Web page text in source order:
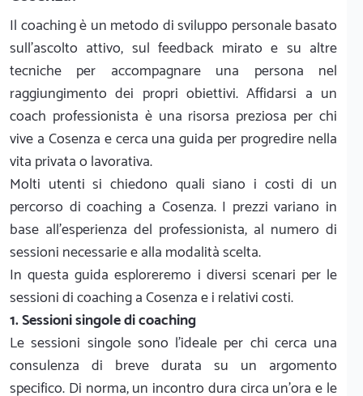
Il coaching è un metodo di sviluppo personale basato
sull'ascolto attivo, sul feedback mirato e su altre
tecniche per accompagnare una persona nel
raggiungimento dei propri obiettivi. Affidarsi a un
coach professionista è una risorsa preziosa per chi
vive a Cosenza e cerca una guida per progredire nella
vita privata o lavorativa.
Molti utenti si chiedono quali siano i costi di un
percorso di coaching a Cosenza. I prezzi variano in
base all'esperienza del professionista, al numero di
sessioni necessarie e alla modalità scelta.
In questa guida esploreremo i diversi scenari per le
sessioni di coaching a Cosenza e i relativi costi.
1. Sessioni singole di coaching
Le sessioni singole sono l'ideale per chi cerca una
consulenza di breve durata su un argomento
specifico. Di norma, un incontro dura circa un'ora e le